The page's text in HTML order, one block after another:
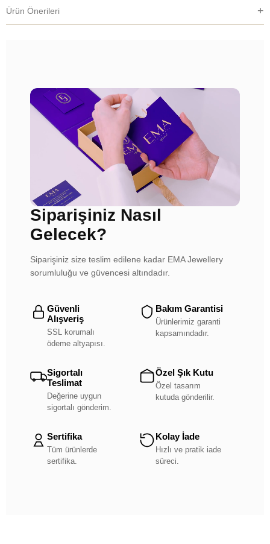
Ürün Önerileri
Siparişiniz Nasıl
Gelecek?
Siparişiniz size teslim edilene kadar EMA Jewellery
sorumluluğu ve güvencesi altındadır.
Güvenli
Alışveriş
SSL korumalı
ödeme altyapısı.
Bakım Garantisi
Ürünlerimiz garanti
kapsamındadır.
Sigortalı
Teslimat
Değerine uygun
sigortalı gönderim.
Özel Şık Kutu
Özel tasarım
kutuda gönderilir.
Sertifika
Tüm ürünlerde
sertifika.
Kolay İade
Hızlı ve pratik iade
süreci.